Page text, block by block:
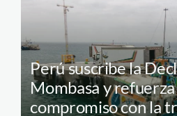
Perú suscribe la
Mombasa y refuerza
compromiso con la